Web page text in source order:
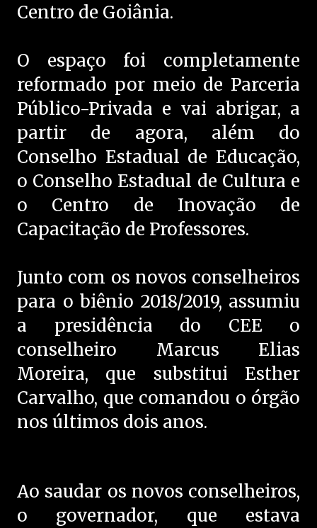
Centro de Goiânia.
O espaço foi completamente
reformado por meio de Parceria
Público-Privada e vai abrigar, a
partir de agora, além do
Conselho Estadual de Educação,
o Conselho Estadual de Cultura e
o Centro de Inovação de
Capacitação de Professores.
Junto com os novos conselheiros
para o biênio 2018/2019, assumiu
a presidência do CEE o
conselheiro Marcus Elias
Moreira, que substitui Esther
Carvalho, que comandou o órgão
nos últimos dois anos.
Ao saudar os novos conselheiros,
o governador, que estava